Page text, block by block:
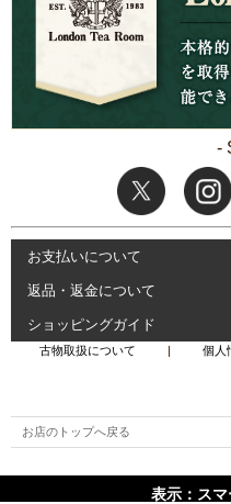
-
お支払いについて
返品・返金について
ショッピングガイド
古物取扱について | 個人
お店のトップへ戻る
表示：スマ